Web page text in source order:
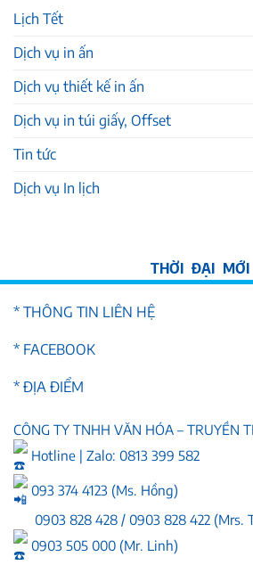
Lịch Tết
Dịch vụ in ấn
Dịch vụ thiết kế in ấn
Dịch vụ in túi giấy, Offset
Tin tức
Dịch vụ In lịch
* THÔNG TIN LIÊN HỆ
* FACEBOOK
* ĐỊA ĐIỂM
CÔNG TY TNHH VĂN HÓA – TRUYỀN
Hotline | Zalo: 0813 399 582
093 374 4123 (Ms. Hồng)
0903 828 428 / 0903 828 422 (Mrs.
0903 505 000 (Mr. Linh)